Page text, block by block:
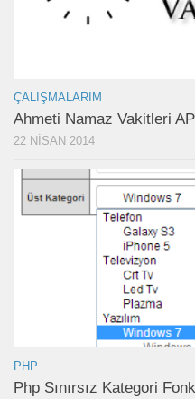
ÇALIŞMALARIM
Ahmeti Namaz Vakitleri
22 NISAN 2014
PHP
Php Sınırsız Kategori